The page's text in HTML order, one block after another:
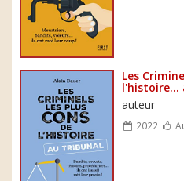
Les
l'histoire...
auteur
2022